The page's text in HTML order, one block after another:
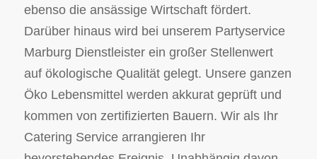
ebenso die ansässige Wirtschaft fördert.
Darüber hinaus wird bei unserem Partyservice
Marburg Dienstleister ein großer Stellenwert
auf ökologische Qualität gelegt. Unsere ganzen
Öko Lebensmittel werden akkurat geprüft und
kommen von zertifizierten Bauern. Wir als Ihr
Catering Service arrangieren Ihr